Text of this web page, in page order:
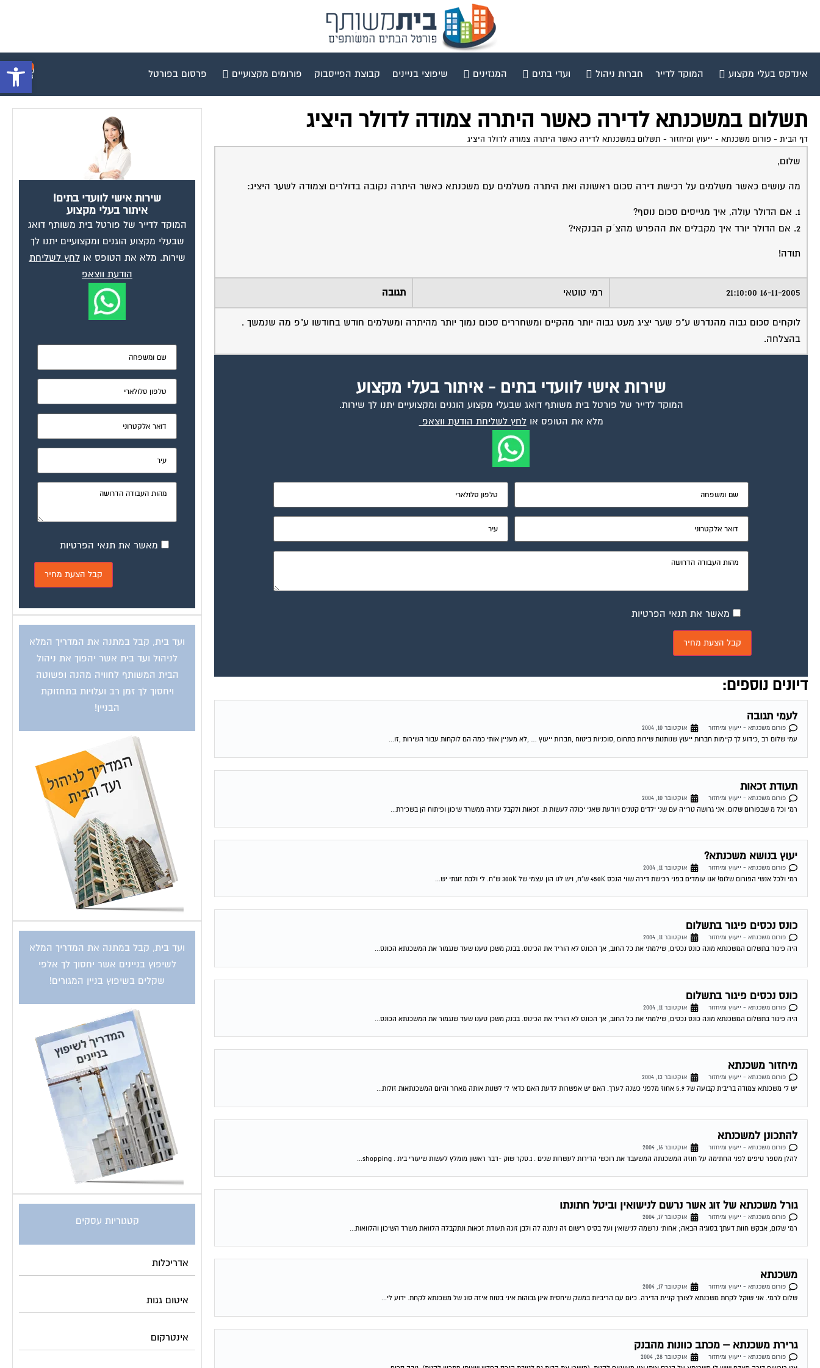
פתח אינדקס בעלי מקצוע המוקד לדייר חברות ניהול ועדי בתים המגזינים שיפוצי בניינים קבוצת הפייסבוק פורומים מקצועיים פרסום בפורטל
תשלום במשכנתא לדירה כאשר היתרה צמודה לדולר היציג
דף הבית - פורום משכנתא - ייעוץ ומיחזור - תשלום במשכנתא לדירה כאשר היתרה צמודה לדולר היציג
שלום,
מה עושים כאשר משלמים על רכישת דירה סכום ראשונה ואת היתרה משלמים עם משכנתא כאשר היתרה נקובה בדולרים וצמודה לשער היציג:
1. אם הדולר עולה, איך מגייסים סכום נוסף?
2. אם הדולר יורד איך מקבלים את ההפרש מהצ´ק הבנקאי?
תודה!
16-11-2005 21:10:00 רמי טוטאי תגובה
לוקחים סכום גבוה מהנדרש ע"פ שער יציג מעט גבוה יותר מהקיים ומשחררים סכום נמוך יותר מהיתרה ומשלמים חודש בחודשו ע"פ מה שנמשך .
בהצלחה.
שירות אישי לוועדי בתים - איתור בעלי מקצוע
המוקד לדייר של פורטל בית משותף דואג שבעלי מקצוע הוגנים ומקצועיים יתנו לך שירות.
מלא את הטופס אולחץ לשליחת הודעת ווצאפ
מאשר את תנאי הפרטיות
דיונים נוספים:
לעמי תגובה
פורום משכנתא - ייעוץ ומיחזור
אוקטובר 10, 2004
עמי שלום רב ,כידוע לך קיימות חברות ייעוץ שנותנות שירות בתחום ,סוכניות ביטוח ,חברות ייעוץ … ,לא מעניין אותי כמה הם לוקחות עבור השירות ,זו...
תעודת זכאות
פורום משכנתא - ייעוץ ומיחזור
אוקטובר 10, 2004
רמי וכל מ שבפורום שלום. אני גרושה טרייה עם שני ילדים קטנים ויודעת שאני יכולה לעשות ת. זכאות ולקבל עזרה ממשרד שיכון ופיתוח הן בשכירת...
יעוץ בנושא משכנתא?
פורום משכנתא - ייעוץ ומיחזור
אוקטובר 11, 2004
רמי ולכל אנשי הפורום שלום! אנו עומדים בפני רכישת דירה שווי הנכס 450K ש"ח, ויש לנו הון עצמי של 300K ש"ח. לי ולבת זוגתי יש...
כונס נכסים פיגור בתשלום
פורום משכנתא - ייעוץ ומיחזור
אוקטובר 11, 2004
היה פיגור בתשלום המשכנתא מונה כונס נכסים, שילמתי את כל החוב, אך הכונס לא הוריד את הכינוס. בבנק משכן טענו שעד שנגמור את המשכנתא הכונס...
כונס נכסים פיגור בתשלום
פורום משכנתא - ייעוץ ומיחזור
אוקטובר 11, 2004
היה פיגור בתשלום המשכנתא מונה כונס נכסים, שילמתי את כל החוב, אך הכונס לא הוריד את הכינוס. בבנק משכן טענו שעד שנגמור את המשכנתא הכונס...
מיחזור משכנתא
פורום משכנתא - ייעוץ ומיחזור
אוקטובר 13, 2004
יש לי משכנתא צמודה בריבית קבועה של 5.9 אחוז מלפני כשנה לערך. האם יש אפשרות לדעת האם כדאי לי לשנות אותה מאחר והיום המשכנתאות זולות...
להתכונן למשכנתא
פורום משכנתא - ייעוץ ומיחזור
אוקטובר 16, 2004
להלן מספר טיפים לפני החתימה על חוזה המשכנתה המשעבד את רוכשי הדירות לעשרות שנים . 1.סקר שוק -דבר ראשון מומלץ לעשות שיעורי בית . shopping...
גורל משכנתא של זוג אשר נרשם לנישואין וביטל חתונתו
פורום משכנתא - ייעוץ ומיחזור
אוקטובר 17, 2004
רמי שלום, אבקש חוות דעתך בסוגיה הבאה; אחותי נרשמה לנישואין ועל בסיס רישום זה ניתנה לה ולבן זוגה תעודת זכאות ונתקבלה הלוואת משרד השיכון והלוואות...
משכנתא
פורום משכנתא - ייעוץ ומיחזור
אוקטובר 17, 2004
שלום לרמי. אני שוקל לקחת משכנתא לצורך קניית הדירה. כיום עם הריביות במשק שיחסית אינן גבוהות איני בטוח איזה סוג של משכנתא לקחת. ידוע לי...
גרירת משכנתא – מכתב כוונות מהבנק
פורום משכנתא - ייעוץ ומיחזור
אוקטובר 28, 2004
שירות אישי לוועדי בתים!
איתור בעלי מקצוע
המוקד לדייר של פורטל בית משותף דואג
שבעלי מקצוע הוגנים ומקצועיים יתנו לך
שירות. מלא את הטופס אולחץ לשליחת
הודעת ווצאפ
מאשר את תנאי הפרטיות
ועד בית, קבל במתנה את המדריך המלא
לניהול ועד בית אשר יהפוך את ניהול
הבית המשותף לחוויה מהנה ופשוטה
ויחסוך לך זמן רב ועלויות בתחזוקת
הבניין!
ועד בית, קבל במתנה את המדריך המלא
לשיפוץ בניינים אשר יחסוך לך אלפי
שקלים בשיפוץ בניין המגורים!
קטגוריות עסקים
אדריכלות
איטום גגות
אינטרקום